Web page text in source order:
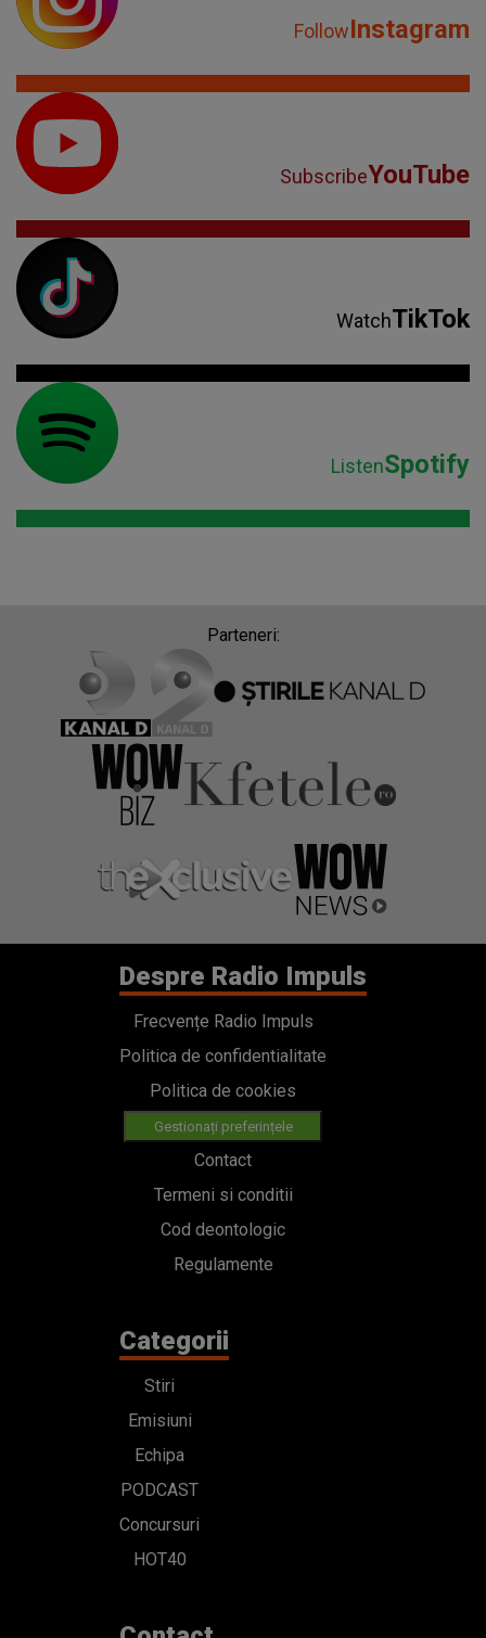
FollowInstagram
SubscribeYouTube
WatchTikTok
ListenSpotify
Parteneri:
Despre Radio Impuls
Frecvențe Radio Impuls
Politica de confidentialitate
Politica de cookies
Gestionați preferințele
Contact
Termeni si conditii
Cod deontologic
Regulamente
Categorii
Stiri
Emisiuni
Echipa
PODCAST
Concursuri
HOT40